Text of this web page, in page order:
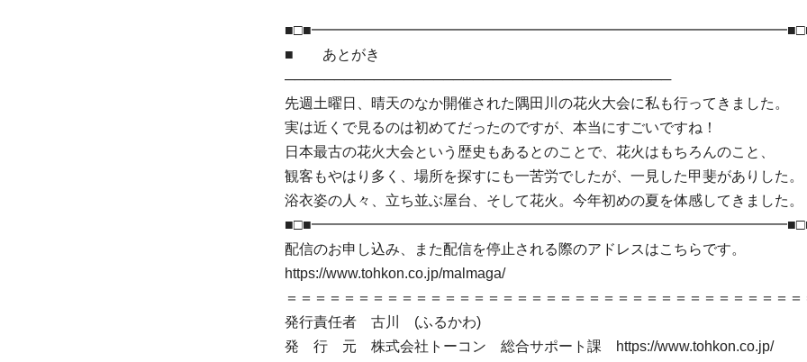
■ あとがき
───────────────────────────────────────
先週土曜日、晴天のなか開催された隅田川の花火大会に私も行ってきました。
実は近くで見るのは初めてだったのですが、本当にすごいですね！
日本最古の花火大会という歴史もあるとのことで、花火はもちろんのこと、
観客もやはり多く、場所を探すにも一苦労でしたが、一見した甲斐がありした。
浴衣姿の人々、立ち並ぶ屋台、そして花火。今年初めの夏を体感してきました。
配信のお申し込み、また配信を停止される際のアドレスはこちらです。
https://www.tohkon.co.jp/malmaga/
＝＝＝＝＝＝＝＝＝＝＝＝＝＝＝＝＝＝＝＝＝＝＝＝＝＝＝＝＝＝＝＝＝＝＝＝
発行責任者 古川 (ふるかわ)
発 行 元 株式会社トーコン 総合サポート課 https://www.tohkon.co.jp/